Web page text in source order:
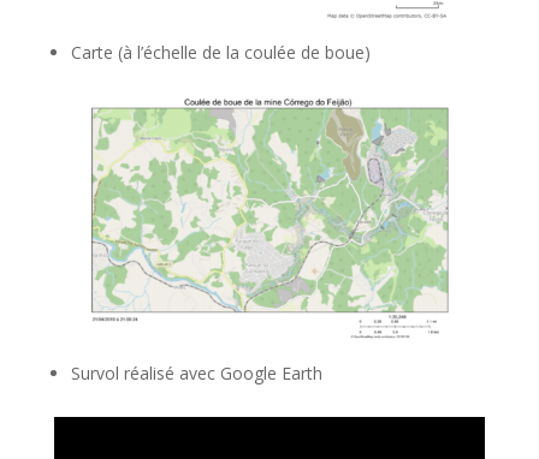
Carte (à l’échelle de la coulée de boue)
Survol réalisé avec Google Earth